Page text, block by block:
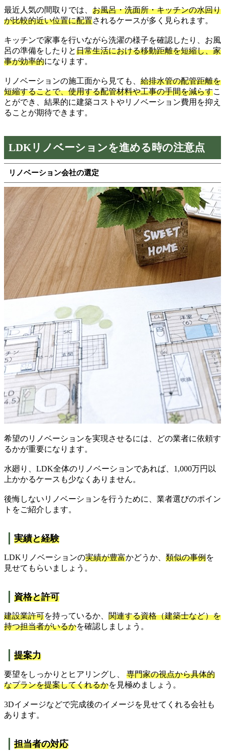
最近人気の間取りでは、 お風呂・洗面所・キッチンの水回り
が比較的近い位置に配置されるケースが多く見られます。
キッチンで家事を行いながら洗濯の様子を確認したり、お風
呂の準備をしたりと日常生活における移動距離を短縮し、家
事が効率的になります。
リノベーションの施工面から見ても、 給排水管の配管距離を
短縮することで、使用する配管材料や工事の手間を減らすこ
とができ、結果的に建築コストやリノベーション費用を抑え
ることが期待できます。
LDKリノベーションを進める時の注意点
リノベーション会社の選定
希望のリノベーションを実現させるには、どの業者に依頼す
るかが重要になります。
水廻り、LDK全体のリノベーションであれば、1,000万円以
上かかるケースも少なくありません。
後悔しないリノベーションを行うために、業者選びのポイン
トをご紹介します。
実績と経験
LDKリノベーションの実績が豊富かどうか、 類似の事例を
見せてもらいましょう。
資格と許可
建設業許可を持っているか、 関連する資格（建築士など）を
持つ担当者がいるかを確認しましょう。
提案力
要望をしっかりとヒアリングし、 専門家の視点から具体的
なプランを提案してくれるかを見極めましょう。
3Dイメージなどで完成後のイメージを見せてくれる会社も
あります。
担当者の対応